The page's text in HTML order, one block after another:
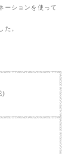
ーションを使って
た。
)